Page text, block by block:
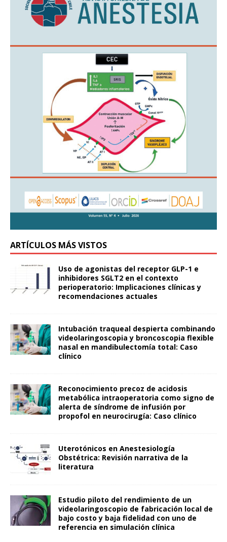
ARTÍCULOS MÁS VISTOS
Uso de agonistas del receptor GLP-1 e
inhibidores SGLT2 en el contexto
perioperatorio: Implicaciones clínicas y
recomendaciones actuales
Intubación traqueal despierta combinando
videolaringoscopia y broncoscopia flexible
nasal en mandibulectomía total: Caso
clínico
Reconocimiento precoz de acidosis
metabólica intraoperatoria como signo de
alerta de síndrome de infusión por
propofol en neurocirugía: Caso clínico
Uterotónicos en Anestesiología
Obstétrica: Revisión narrativa de la
literatura
Estudio piloto del rendimiento de un
videolaringoscopio de fabricación local de
bajo costo y baja fidelidad con uno de
referencia en simulación clínica